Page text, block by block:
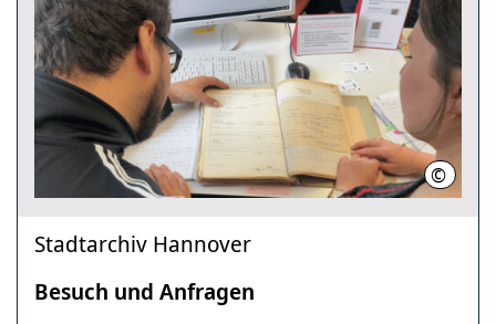
©
Stadtarchiv Hannover
Besuch und Anfragen